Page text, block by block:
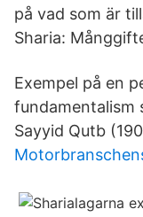
på vad som är
Sharia:
Exempel på en
fundamentalism
Sayyid Qutb